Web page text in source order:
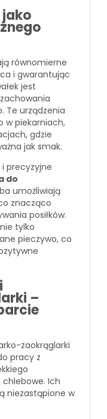
równomierne
i gwarantując
jest
Te urządzenia
w piekarniach,
gdzie
jak smak.
i precyzyjne
do
umożliwiają
znacząco
posiłków.
tylko
pieczywo, co
–
zaokrąglarki
pracy z
chlebowe. Ich
niezastąpione w